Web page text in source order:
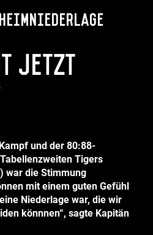
jetzt
und der 80:88-
Tigers
) war die Stimmung
mit einem guten Gefühl
Niederlage war, die wir
könnnen“, sagte Kapitän